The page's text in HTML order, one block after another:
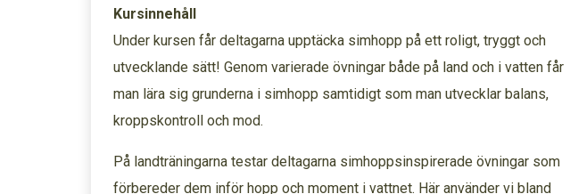
Kursinnehåll
Under kursen får deltagarna upptäcka simhopp på ett roligt, tryggt och
utvecklande sätt! Genom varierade övningar både på land och i vatten får
man lära sig grunderna i simhopp samtidigt som man utvecklar balans,
kroppskontroll och mod.
På landträningarna testar deltagarna simhoppsinspirerade övningar som
förbereder dem inför hopp och moment i vattnet. Här använder vi bland